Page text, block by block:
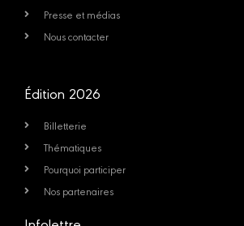
Presse et médias
Nous contacter
Édition 2026
Billetterie
Thématiques
Pourquoi participer
Nos partenaires